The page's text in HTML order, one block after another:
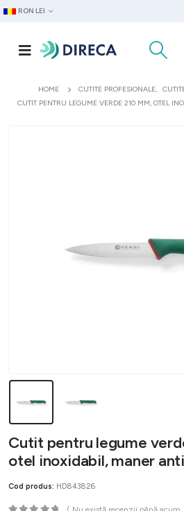
RON LEI
HOME CUTITE PROFESIONALE,
CUTIT PENTRU LEGUME VERDE 210 MM, OTEL
Cutit pentru legume
otel inoxidabil, maner
Cod produs: HD843826